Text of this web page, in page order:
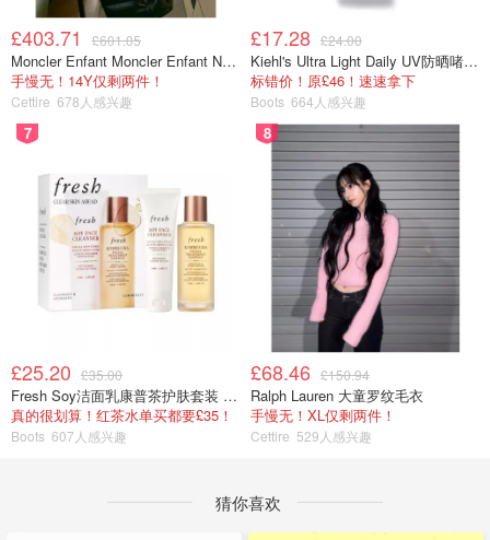
£403.71 £601.05
Moncler Enfant Moncler Enfant New Aubert 连帽羽绒服
手慢无！14Y仅剩两件！
Cettire 678人感兴趣
£17.28 £24.00
Kiehl's Ultra Light Daily UV防晒啫喱 SPF50 PA++++ 60ml
标错价！原£46！速速拿下
Boots 664人感兴趣
7
£25.20 £35.00
Fresh Soy洁面乳康普茶护肤套装 100ml
真的很划算！红茶水单买都要£35！
Boots 607人感兴趣
8
£68.46 £150.94
Ralph Lauren 大童罗纹毛衣
手慢无！XL仅剩两件！
Cettire 529人感兴趣
猜你喜欢